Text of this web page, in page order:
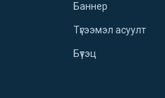
Баннер
Түгээмэл асуулт
Бүтэц